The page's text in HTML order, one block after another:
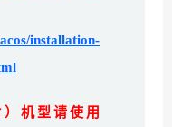
installation-
机型请使用